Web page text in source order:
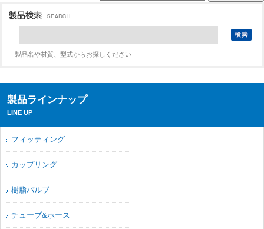
製品名や材質、型式からお探しください
製品ラインナップ
LINE UP
フィッティング
カップリング
樹脂バルブ
チューブ&ホース